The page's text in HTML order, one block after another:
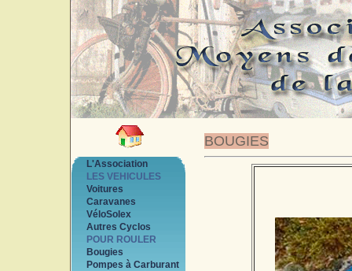
BOUGIES
L'Association
LES VEHICULES
Voitures
Caravanes
VéloSolex
Autres Cyclos
POUR ROULER
Bougies
Pompes à Carburant